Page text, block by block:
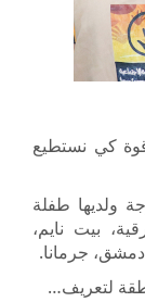
كي نستطيع
25 سنة، متزوجة ولديها طفلة
بيت نايم،
جرمانا.
لتعريف…